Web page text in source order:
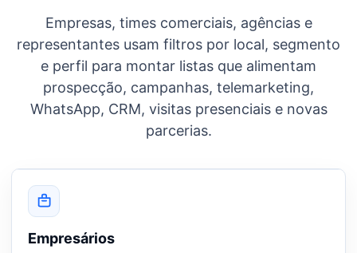
Empresas, times comerciais, agências e
representantes usam filtros por local, segmento
e perfil para montar listas que alimentam
prospecção, campanhas, telemarketing,
WhatsApp, CRM, visitas presenciais e novas
parcerias.
Empresários